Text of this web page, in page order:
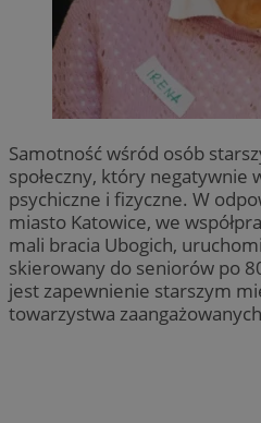
Samotność wśród osób
społeczny, który negatywnie
psychiczne i fizyczne. W
miasto Katowice, we
mali bracia Ubogich,
skierowany do seniorów po
jest zapewnienie starszym
towarzystwa